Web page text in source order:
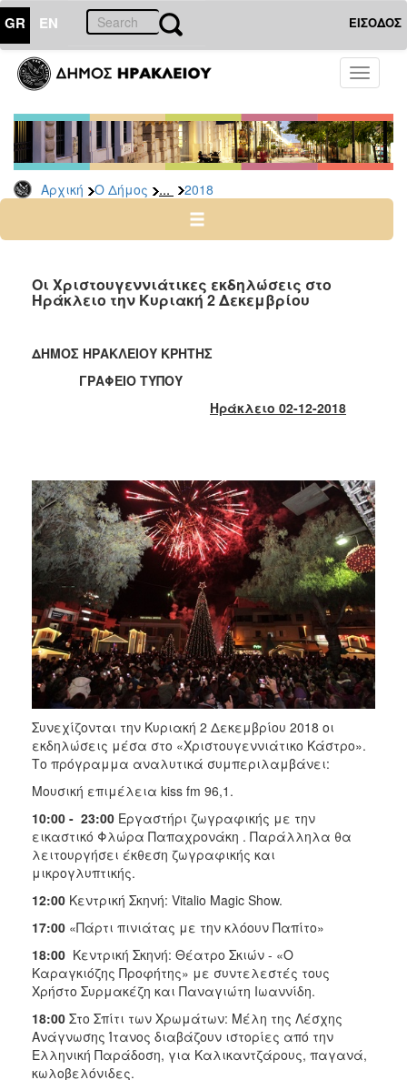
GR EN ΕΙΣΟΔΟΣ
Toggle
Αρχική Ο Δήμος ... 2018
ΔΗΜΟΣ
Δελτία
Τύπου
Αρχείο
2026
2024
2022
2020
2019
2015
2013
2012
2011
2010
2006
ΤΟΠΟΣ
ΠΟΛΙΤΙΣΜΟΣ
ΑΝΘΕΚΤΙΚΗ
ΠΟΛΗ
Οι Χριστουγεννιάτικες εκδηλώσεις στο
Ηράκλειο την Κυριακή 2 Δεκεμβρίου
ΔΗΜΟΣ ΗΡΑΚΛΕΙΟΥ ΚΡΗΤΗΣ
ΓΡΑΦΕΙΟ ΤΥΠΟΥ
Ηράκλειο 02-12-2018
Συνεχίζονται την Κυριακή 2 Δεκεμβρίου 2018 οι
εκδηλώσεις μέσα στο «Χριστουγεννιάτικο Κάστρο».
Το πρόγραμμα αναλυτικά συμπεριλαμβάνει:
Μουσική επιμέλεια kiss fm 96,1.
10:00 - 23:00 Εργαστήρι ζωγραφικής με την
εικαστικό Φλώρα Παπαχρονάκη . Παράλληλα θα
λειτουργήσει έκθεση ζωγραφικής και
μικρογλυπτικής.
12:00 Κεντρική Σκηνή: Vitalio Magic Show.
17:00 «Πάρτι πινιάτας με την κλόουν Παπίτο»
18:00 Κεντρική Σκηνή: Θέατρο Σκιών - «Ο
Καραγκιόζης Προφήτης» με συντελεστές τους
Χρήστο Συρμακέζη και Παναγιώτη Ιωαννίδη.
18:00 Στο Σπίτι των Χρωμάτων: Μέλη της Λέσχης
Ανάγνωσης Ίτανος διαβάζουν ιστορίες από την
Ελληνική Παράδοση, για Καλικαντζάρους, παγανά,
κωλοβελόνιδες.